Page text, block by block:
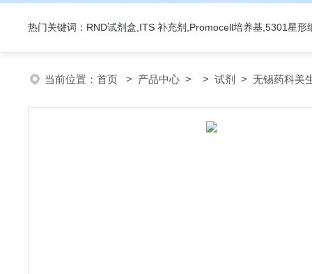
热门关键词：RND试剂盒,ITS 补充剂,Promocell培养基,5301星形
当前位置： 首页 > 产品中心 > > 试剂 > 无锡药科美